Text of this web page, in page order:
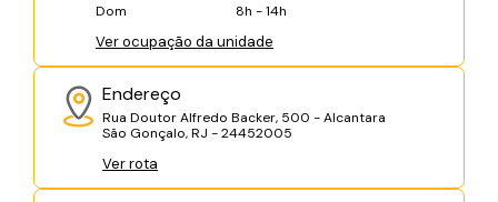
Dom
8h - 14h
Ver ocupação da unidade
Endereço
Rua Doutor Alfredo Backer, 500 - Alcantara
São Gonçalo, RJ - 24452005
Ver rota